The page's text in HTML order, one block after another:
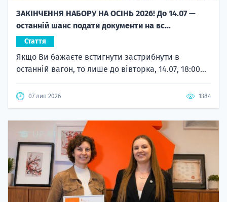
ЗАКІНЧЕННЯ НАБОРУ НА ОСІНЬ 2026! До 14.07 —
останній шанс подати документи на вс...
Стаття
Якщо Ви бажаєте встигнути застрибнути в
останній вагон, то лише до вівторка, 14.07, 18:00...
07 лип 2026 1384